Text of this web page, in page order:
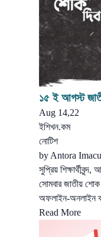
১৫ ই আগস্ট
Aug 14,22
ইশিখন.কম
নোটিশ
by Antora
সুপ্রিয়
সোমবার জাতীয়
অফলাইন-অনলাইন
Read More